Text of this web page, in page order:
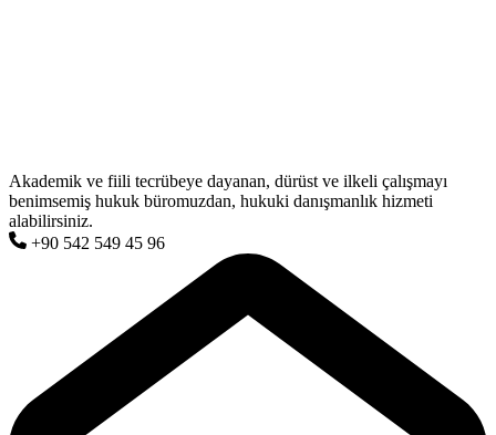
Akademik ve fiili tecrübeye dayanan, dürüst ve ilkeli çalışmayı
benimsemiş hukuk büromuzdan, hukuki danışmanlık hizmeti
alabilirsiniz.
+90 542 549 45 96